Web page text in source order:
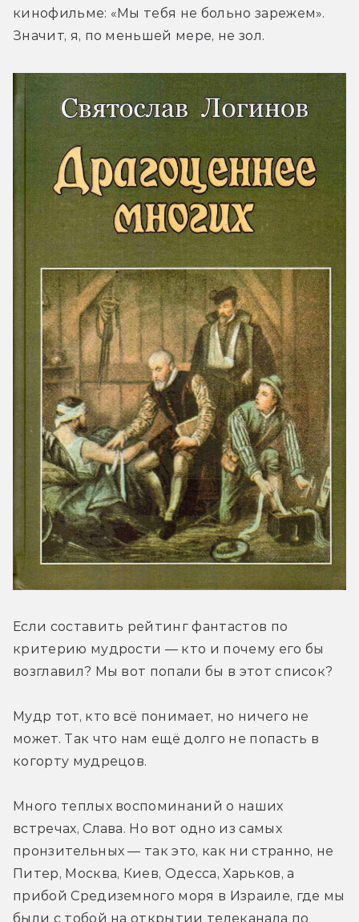
кинофильме: «Мы тебя не больно зарежем».
Значит, я, по меньшей мере, не зол.
Если составить рейтинг фантастов по
критерию мудрости — кто и почему его бы
возглавил? Мы вот попали бы в этот список?
Мудр тот, кто всё понимает, но ничего не
может. Так что нам ещё долго не попасть в
когорту мудрецов.
Много теплых воспоминаний о наших
встречах, Слава. Но вот одно из самых
пронзительных — так это, как ни странно, не
Питер, Москва, Киев, Одесса, Харьков, а
прибой Средиземного моря в Израиле, где мы
были с тобой на открытии телеканала по